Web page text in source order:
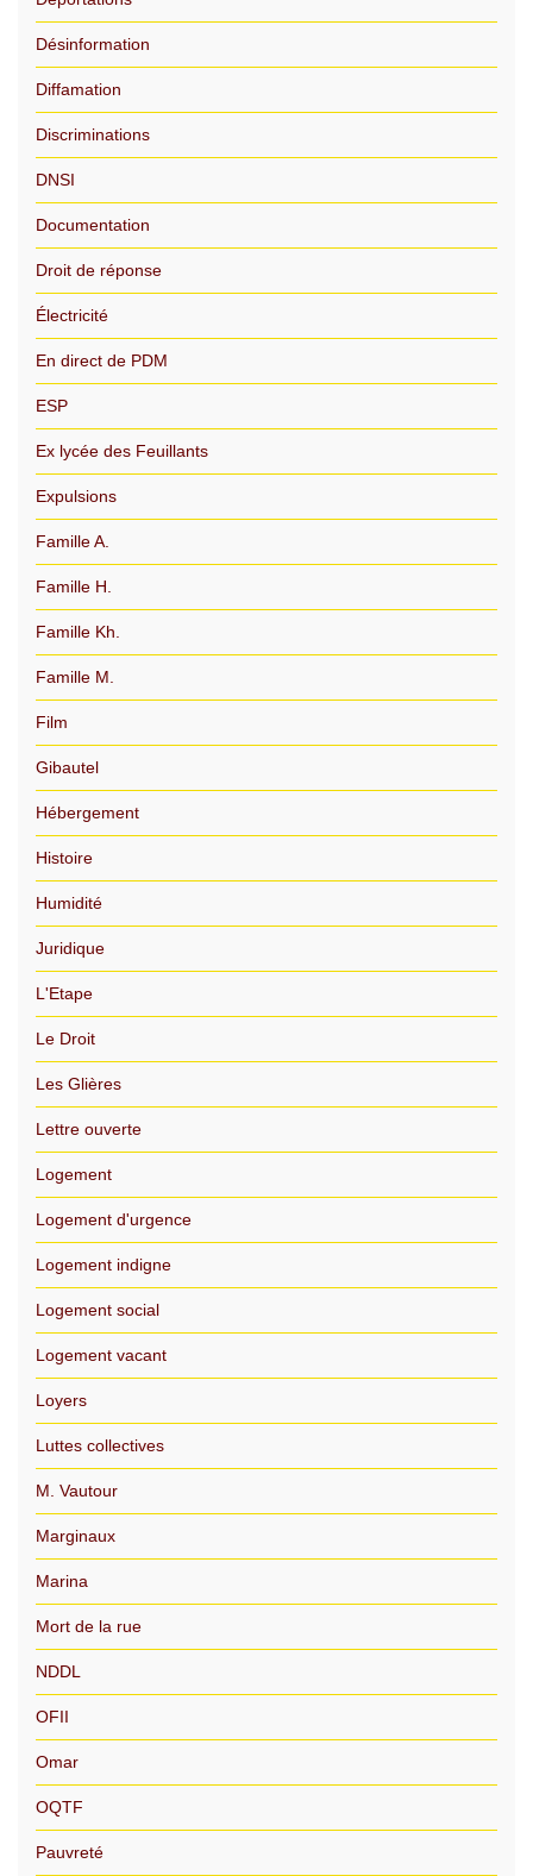
Désinformation
Diffamation
Discriminations
DNSI
Documentation
Droit de réponse
Électricité
En direct de PDM
ESP
Ex lycée des Feuillants
Expulsions
Famille A.
Famille H.
Famille Kh.
Famille M.
Film
Gibautel
Hébergement
Histoire
Humidité
Juridique
L'Etape
Le Droit
Les Glières
Lettre ouverte
Logement
Logement d'urgence
Logement indigne
Logement social
Logement vacant
Loyers
Luttes collectives
M. Vautour
Marginaux
Marina
Mort de la rue
NDDL
OFII
Omar
OQTF
Pauvreté